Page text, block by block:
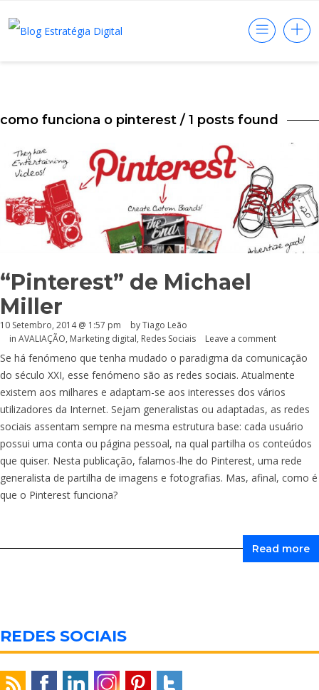
como funciona o pinterest / 1 posts found
“Pinterest” de Michael
Miller
10 Setembro, 2014 @ 1:57 pm
by Tiago Leão
in AVALIAÇÃO, Marketing digital, Redes Sociais Leave a comment
Se há fenómeno que tenha mudado o paradigma da comunicação
do século XXI, esse fenómeno são as redes sociais. Atualmente
existem aos milhares e adaptam-se aos interesses dos vários
utilizadores da Internet. Sejam generalistas ou adaptadas, as redes
sociais assentam sempre na mesma estrutura base: cada usuário
possui uma conta ou página pessoal, na qual partilha os conteúdos
que quiser. Nesta publicação, falamos-lhe do Pinterest, uma rede
generalista de partilha de imagens e fotografias. Mas, afinal, como é
que o Pinterest funciona?
Read more
REDES SOCIAIS